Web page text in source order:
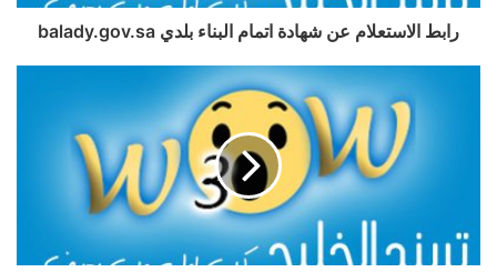
رابط الاستعلام عن شهادة اتمام البناء بلدي balady.gov.sa